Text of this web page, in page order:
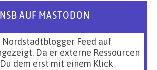
NSB AUF MASTODON
Feed auf
Da er externe Ressourcen
dem erst mit einem Klick